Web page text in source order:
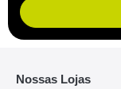
Nossas Lojas